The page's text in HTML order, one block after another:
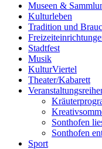
Museen &
Kulturleben
Tradition und
Stadtfest
Musik
KulturViertel
Theater/Kabarett
Sonthofen
Sonthofen
Sport